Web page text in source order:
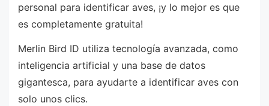
personal para identificar aves, ¡y lo mejor es que
es completamente gratuita!
Merlin Bird ID utiliza tecnología avanzada, como
inteligencia artificial y una base de datos
gigantesca, para ayudarte a identificar aves con
solo unos clics.